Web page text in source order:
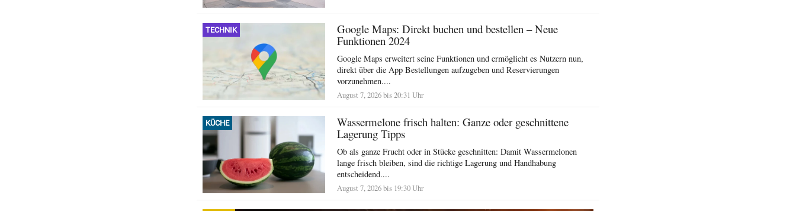
TECHNIK
Google Maps: Direkt buchen und bestellen – Neue
Funktionen 2024
Google Maps erweitert seine Funktionen und ermöglicht es Nutzern nun,
direkt über die App Bestellungen aufzugeben und Reservierungen
vorzunehmen....
August 7, 2026 bis 20:31 Uhr
KÜCHE
Wassermelone frisch halten: Ganze oder geschnittene
Lagerung Tipps
Ob als ganze Frucht oder in Stücke geschnitten: Damit Wassermelonen
lange frisch bleiben, sind die richtige Lagerung und Handhabung
entscheidend....
August 7, 2026 bis 19:30 Uhr